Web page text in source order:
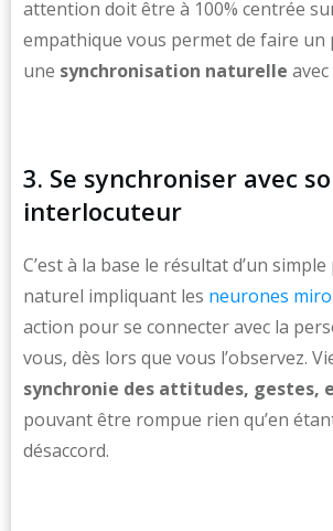
attention doit être à 100% centrée
empathique vous permet de faire un
une synchronisation naturelle
3. Se synchroniser avec
interlocuteur
C’est à la base le résultat d’un
naturel impliquant les neurones
action pour se connecter avec la
vous, dès lors que vous l’observez.
synchronie des attitudes, gestes,
pouvant être rompue rien qu’en
désaccord.